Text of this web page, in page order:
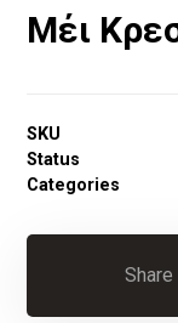
Μέι
SKU
Status
Categories